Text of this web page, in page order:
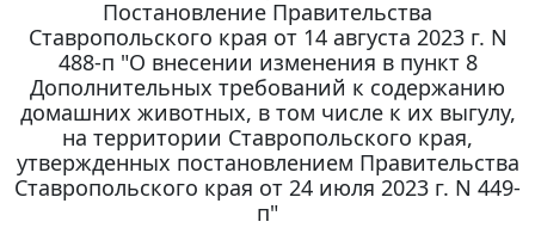
Постановление Правительства
Ставропольского края от 14 августа 2023 г. N
488-п "О внесении изменения в пункт 8
Дополнительных требований к содержанию
домашних животных, в том числе к их выгулу,
на территории Ставропольского края,
утвержденных постановлением Правительства
Ставропольского края от 24 июля 2023 г. N 449-
п"